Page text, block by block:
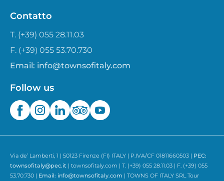
Contatto
T. (+39) 055 28.11.03
F. (+39) 055 53.70.730
Email: info@townsofitaly.com
Follow us
Via de’ Lamberti, 1 | 50123 Firenze (FI) ITALY | P.IVA/CF 01811660503 | PEC:
townsofitaly@pec.it | townsofitaly.com | T. (+39) 055 28.11.03 | F. (+39) 055
53.70.730 | Email: info@townsofitaly.com | TOWNS OF ITALY SRL Tour